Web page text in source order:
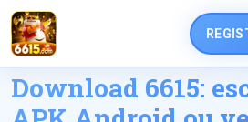
Download 6615: